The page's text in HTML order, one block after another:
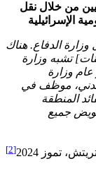
من خلال نقل
الإسرائيلية
وزارة الدفاع. هناك
]تشبه وزارة
عام وزارة
موظف في
المنطقة
جميع
تموز 2024 [2]